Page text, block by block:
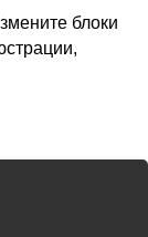
блоки